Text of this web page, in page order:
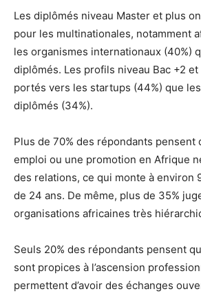
Les diplômés niveau Master et plus
pour les multinationales, notamment
les organismes internationaux (40%)
diplômés. Les profils niveau Bac +2
portés vers les startups (44%) que
diplômés (34%).
Plus de 70% des répondants pensent
emploi ou une promotion en Afrique
des relations, ce qui monte à environ
de 24 ans. De même, plus de 35%
organisations africaines très
Seuls 20% des répondants pensent
sont propices à l’ascension
permettent d’avoir des échanges